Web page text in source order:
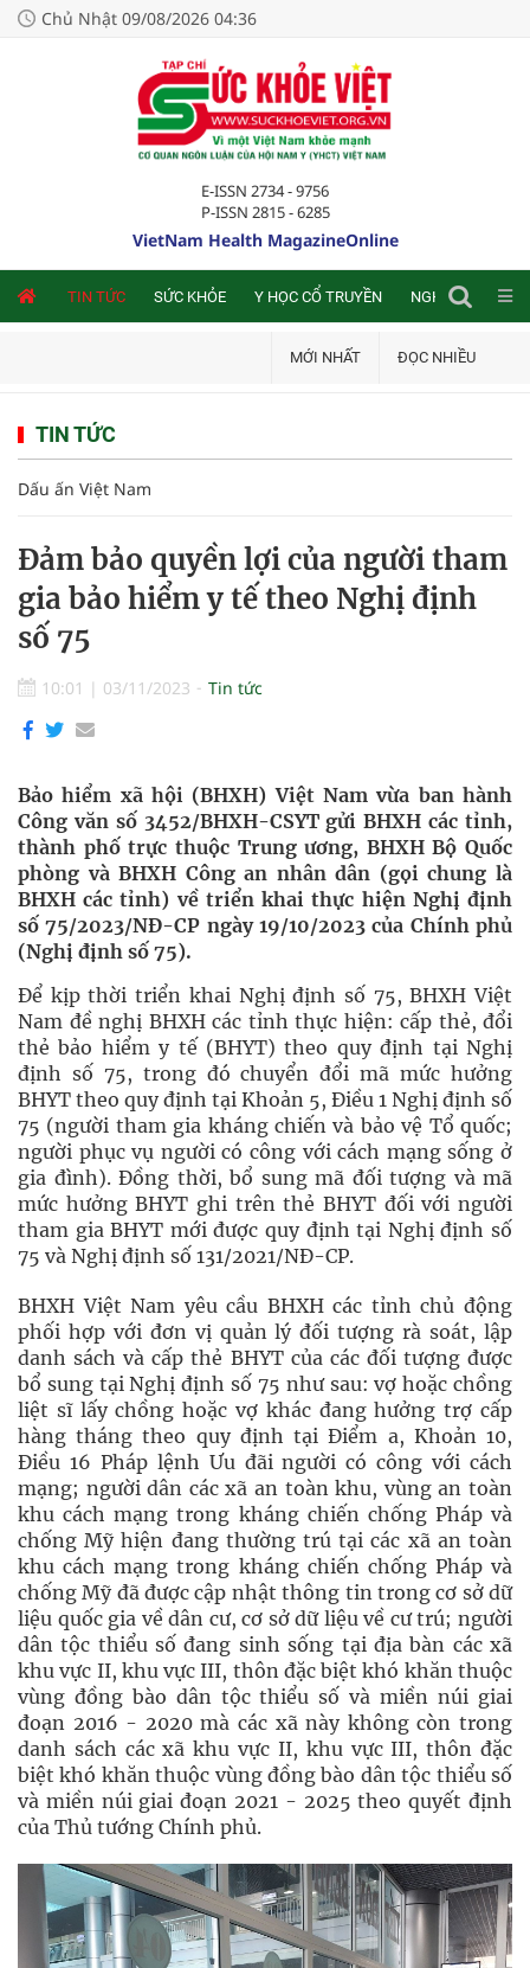
Chủ Nhật 09/08/2026 04:36
E-ISSN 2734 - 9756
P-ISSN 2815 - 6285
VietNam Health MagazineOnline
TIN TỨC SỨC KHỎE Y HỌC CỔ TRUYỀN NGHIÊN CỨU
MỚI NHẤT ĐỌC NHIỀU
TIN TỨC
Dấu ấn Việt Nam
Đảm bảo quyền lợi của người tham
gia bảo hiểm y tế theo Nghị định
số 75
10:01 | 03/11/2023 Tin tức
Bảo hiểm xã hội (BHXH) Việt Nam vừa ban hành
Công văn số 3452/BHXH-CSYT gửi BHXH các tỉnh,
thành phố trực thuộc Trung ương, BHXH Bộ Quốc
phòng và BHXH Công an nhân dân (gọi chung là
BHXH các tỉnh) về triển khai thực hiện Nghị định
số 75/2023/NĐ-CP ngày 19/10/2023 của Chính phủ
(Nghị định số 75).
Để kịp thời triển khai Nghị định số 75, BHXH Việt
Nam đề nghị BHXH các tỉnh thực hiện: cấp thẻ, đổi
thẻ bảo hiểm y tế (BHYT) theo quy định tại Nghị
định số 75, trong đó chuyển đổi mã mức hưởng
BHYT theo quy định tại Khoản 5, Điều 1 Nghị định số
75 (người tham gia kháng chiến và bảo vệ Tổ quốc;
người phục vụ người có công với cách mạng sống ở
gia đình). Đồng thời, bổ sung mã đối tượng và mã
mức hưởng BHYT ghi trên thẻ BHYT đối với người
tham gia BHYT mới được quy định tại Nghị định số
75 và Nghị định số 131/2021/NĐ-CP.
BHXH Việt Nam yêu cầu BHXH các tỉnh chủ động
phối hợp với đơn vị quản lý đối tượng rà soát, lập
danh sách và cấp thẻ BHYT của các đối tượng được
bổ sung tại Nghị định số 75 như sau: vợ hoặc chồng
liệt sĩ lấy chồng hoặc vợ khác đang hưởng trợ cấp
hàng tháng theo quy định tại Điểm a, Khoản 10,
Điều 16 Pháp lệnh Ưu đãi người có công với cách
mạng; người dân các xã an toàn khu, vùng an toàn
khu cách mạng trong kháng chiến chống Pháp và
chống Mỹ hiện đang thường trú tại các xã an toàn
khu cách mạng trong kháng chiến chống Pháp và
chống Mỹ đã được cập nhật thông tin trong cơ sở dữ
liệu quốc gia về dân cư, cơ sở dữ liệu về cư trú; người
dân tộc thiểu số đang sinh sống tại địa bàn các xã
khu vực II, khu vực III, thôn đặc biệt khó khăn thuộc
vùng đồng bào dân tộc thiểu số và miền núi giai
đoạn 2016 - 2020 mà các xã này không còn trong
danh sách các xã khu vực II, khu vực III, thôn đặc
biệt khó khăn thuộc vùng đồng bào dân tộc thiểu số
và miền núi giai đoạn 2021 - 2025 theo quyết định
của Thủ tướng Chính phủ.